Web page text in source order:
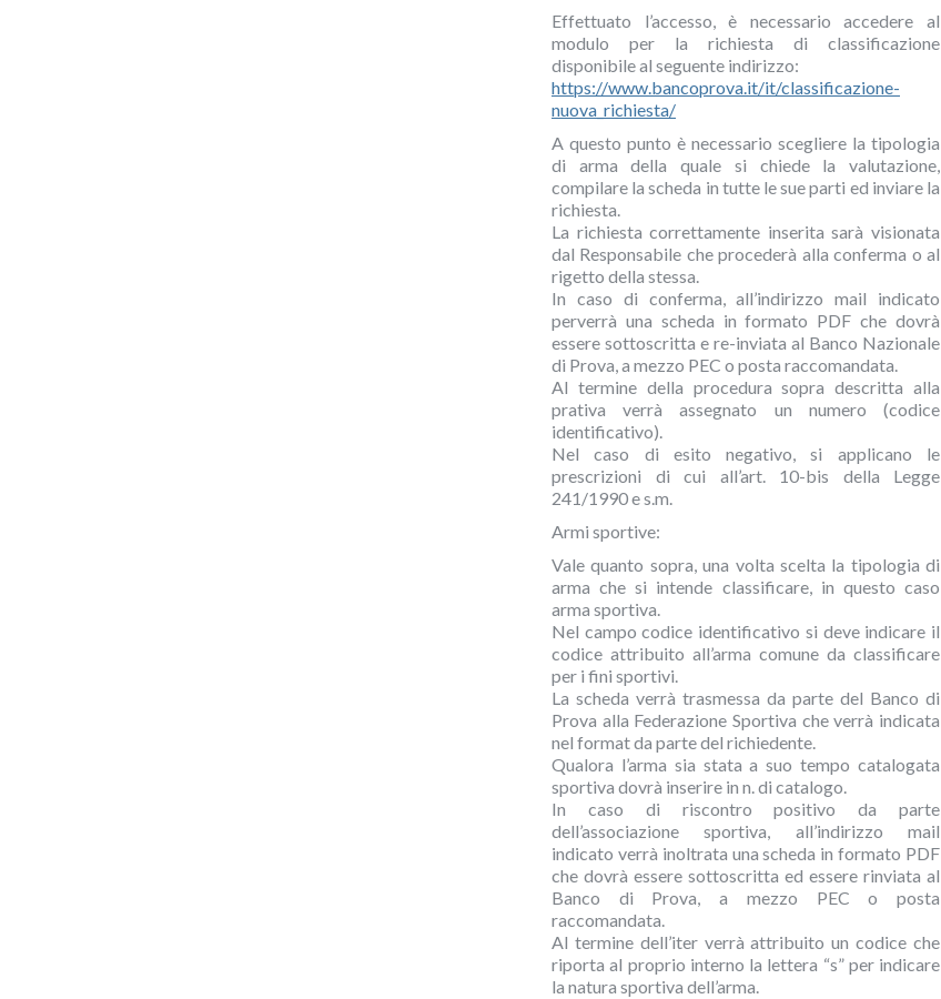
Effettuato l’accesso, è necessario accedere al
modulo per la richiesta di classificazione
disponibile al seguente indirizzo:
https://www.bancoprova.it/it/classificazione-
nuova_richiesta/
A questo punto è necessario scegliere la tipologia
di arma della quale si chiede la valutazione,
compilare la scheda in tutte le sue parti ed inviare la
richiesta.
La richiesta correttamente inserita sarà visionata
dal Responsabile che procederà alla conferma o al
rigetto della stessa.
In caso di conferma, all’indirizzo mail indicato
perverrà una scheda in formato PDF che dovrà
essere sottoscritta e re-inviata al Banco Nazionale
di Prova, a mezzo PEC o posta raccomandata.
Al termine della procedura sopra descritta alla
prativa verrà assegnato un numero (codice
identificativo).
Nel caso di esito negativo, si applicano le
prescrizioni di cui all’art. 10-bis della Legge
241/1990 e s.m.
Armi sportive:
Vale quanto sopra, una volta scelta la tipologia di
arma che si intende classificare, in questo caso
arma sportiva.
Nel campo codice identificativo si deve indicare il
codice attribuito all’arma comune da classificare
per i fini sportivi.
La scheda verrà trasmessa da parte del Banco di
Prova alla Federazione Sportiva che verrà indicata
nel format da parte del richiedente.
Qualora l’arma sia stata a suo tempo catalogata
sportiva dovrà inserire in n. di catalogo.
In caso di riscontro positivo da parte
dell’associazione sportiva, all’indirizzo mail
indicato verrà inoltrata una scheda in formato PDF
che dovrà essere sottoscritta ed essere rinviata al
Banco di Prova, a mezzo PEC o posta
raccomandata.
Al termine dell’iter verrà attribuito un codice che
riporta al proprio interno la lettera “s” per indicare
la natura sportiva dell’arma.